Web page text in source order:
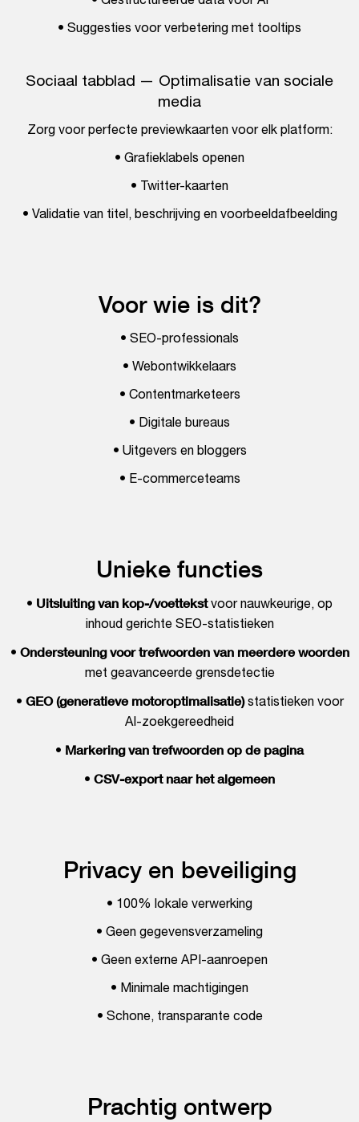
• Suggesties voor verbetering met tooltips
Sociaal tabblad — Optimalisatie van sociale
media
Zorg voor perfecte previewkaarten voor elk platform:
• Grafieklabels openen
• Twitter-kaarten
• Validatie van titel, beschrijving en voorbeeldafbeelding
Voor wie is dit?
• SEO-professionals
• Webontwikkelaars
• Contentmarketeers
• Digitale bureaus
• Uitgevers en bloggers
• E-commerceteams
Unieke functies
• Uitsluiting van kop-/voettekstvoor nauwkeurige, op
inhoud gerichte SEO-statistieken
• Ondersteuning voor trefwoorden van meerdere woorden
met geavanceerde grensdetectie
• GEO (generatieve motoroptimalisatie)statistieken voor
AI-zoekgereedheid
• Markering van trefwoorden op de pagina
• CSV-export naar het algemeen
Privacy en beveiliging
• 100% lokale verwerking
• Geen gegevensverzameling
• Geen externe API-aanroepen
• Minimale machtigingen
• Schone, transparante code
Prachtig ontwerp